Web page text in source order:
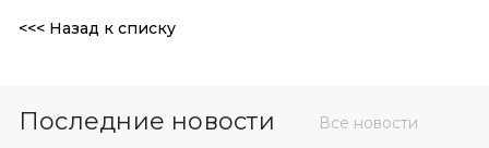
<<< Назад к списку
Последние новости Все новости